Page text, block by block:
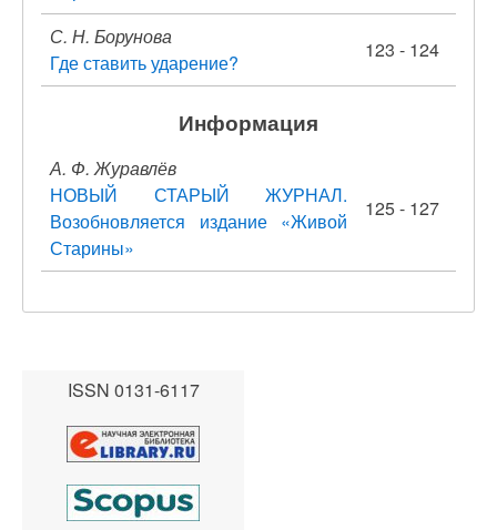
С. Н. Борунова
Где ставить ударение?
123 - 124
Информация
А. Ф. Журавлёв
НОВЫЙ СТАРЫЙ ЖУРНАЛ.
Возобновляется издание «Живой
Старины»
125 - 127
ISSN 0131-6117